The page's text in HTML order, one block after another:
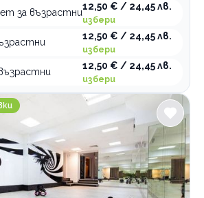
за възрастни
12,50 € / 24,45 лв.
избери
12,50 € / 24,45 лв.
избери
12,50 € / 24,45 лв.
избери